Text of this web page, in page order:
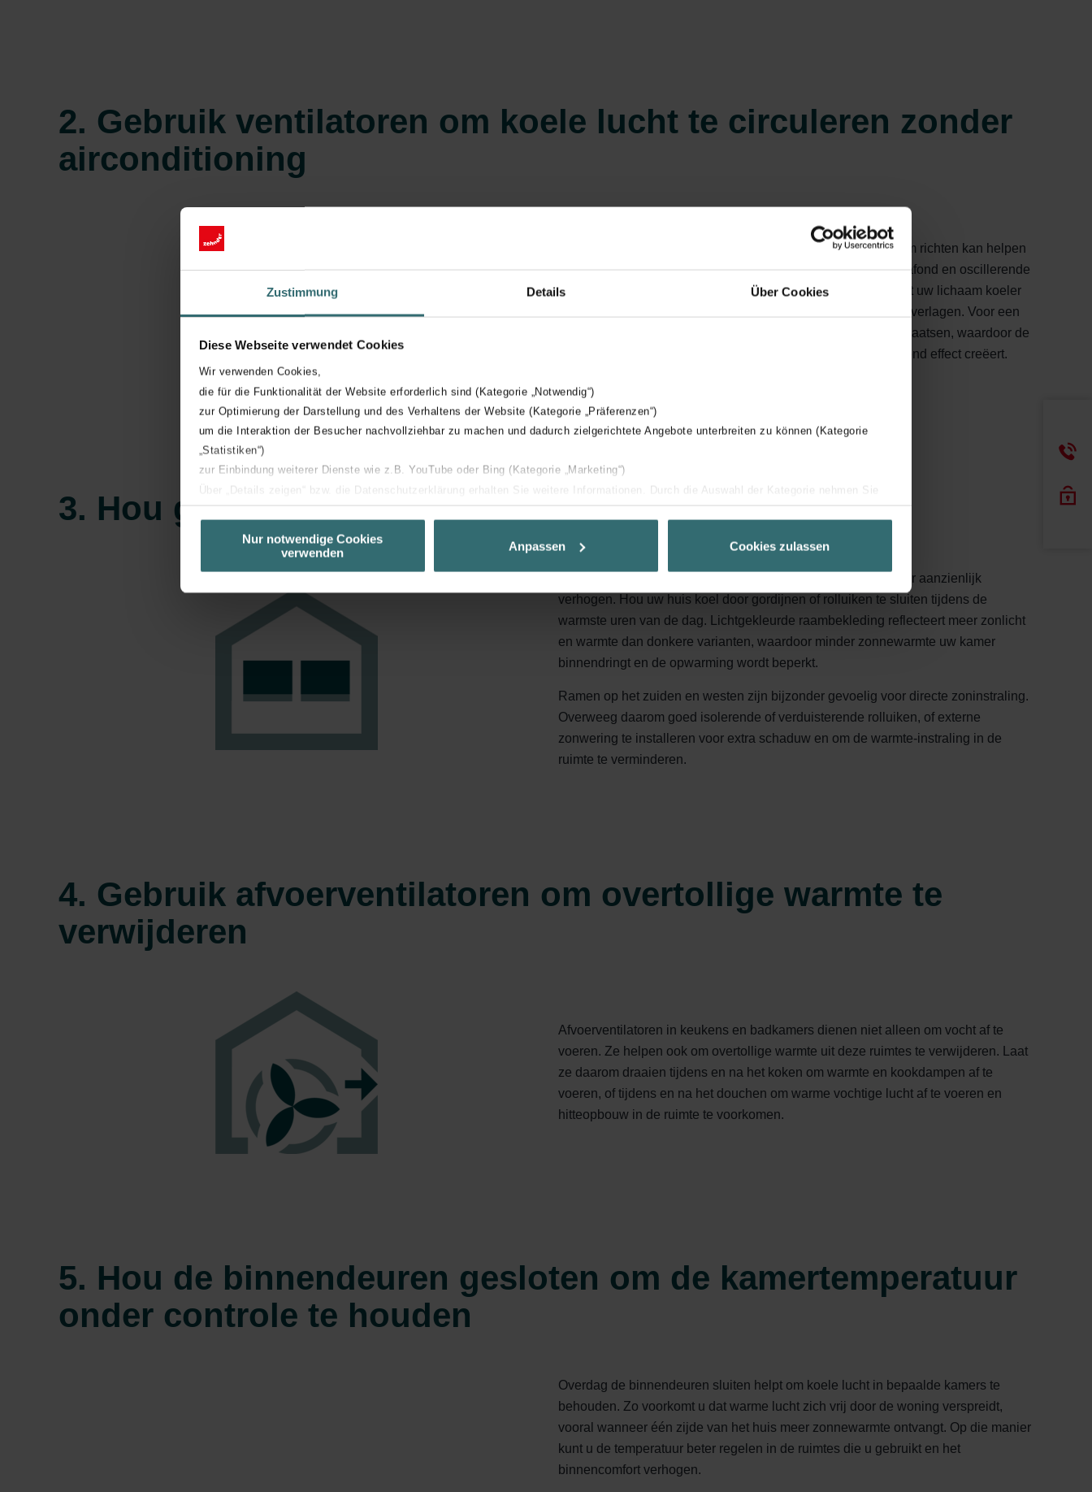
Zustimmung Details Über Cookies
Diese Webseite verwendet Cookies
Wir verwenden Cookies,
die für die Funktionalität der Website erforderlich sind (Kategorie „Notwendig“)
zur Optimierung der Darstellung und des Verhaltens der Website (Kategorie „Präferenzen“)
um die Interaktion der Besucher nachvollziehbar zu machen und dadurch zielgerichtete Angebote unterbreiten zu können (Kategorie
„Statistiken“)
zur Einbindung weiterer Dienste wie z.B. YouTube oder Bing (Kategorie „Marketing“)
Über „Details zeigen“ bzw. die Datenschutzerklärung erhalten Sie weitere Informationen. Durch die Auswahl der Kategorie nehmen Sie
unserer Website verwenden, um Ihnen die bestmögliche Nutzererfahrung zu ermöglichen und Ihnen maßgeschneiderte Informationen
basierend auf Ihren Interessen zur Verfügung zu stellen. Alle Einwilligungen können Sie selbstverständlich über einen Link in der
Datenschutzerklärung widerrufen.
Datenschutzerklärung der Zehnder Group
Zehnder Group AG: Data Privacy
Zehnder Group België nv/sa: Déclarations de confidentialité
Zehnder Group France: Protection des données
Zehnder Group İç Mekan İklimlendirme Sanayi ve Ticaret Limitet Şirketi: Web Sitesi Çerezleri
Nur notwendige Cookies
verwenden
Anpassen Cookies zulassen
2. Gebruik ventilatoren om koele lucht te circuleren zonder
airconditioning
Een ventilator op vloerniveau plaatsen en naar een open raam richten kan helpen
om warme lucht naar buiten te leiden. Ventilatoren aan het plafond en oscillerende
ventilatoren verbeteren de luchtcirculatie en zorgen ervoor dat uw lichaam koeler
aanvoelt, zelfs zonder de kamertemperatuur daadwerkelijk te verlagen. Voor een
extra verkoelend effect kunt u een kom ijs voor de ventilator plaatsen, waardoor de
langsstromende lucht tijdelijk frisser aanvoelt en een verkoelend effect creëert.
3. Hou gordijnen en rolluiken overdag gesloten
Zonlicht dat door ramen binnenvalt, kan de binnentemperatuur aanzienlijk
verhogen. Hou uw huis koel door gordijnen of rolluiken te sluiten tijdens de
warmste uren van de dag. Lichtgekleurde raambekleding reflecteert meer zonlicht
en warmte dan donkere varianten, waardoor minder zonnewarmte uw kamer
binnendringt en de opwarming wordt beperkt.
Ramen op het zuiden en westen zijn bijzonder gevoelig voor directe zoninstraling.
Overweeg daarom goed isolerende of verduisterende rolluiken, of externe
zonwering te installeren voor extra schaduw en om de warmte-instraling in de
ruimte te verminderen.
4. Gebruik afvoerventilatoren om overtollige warmte te
verwijderen
Afvoerventilatoren in keukens en badkamers dienen niet alleen om vocht af te
voeren. Ze helpen ook om overtollige warmte uit deze ruimtes te verwijderen. Laat
ze daarom draaien tijdens en na het koken om warmte en kookdampen af te
voeren, of tijdens en na het douchen om warme vochtige lucht af te voeren en
hitteopbouw in de ruimte te voorkomen.
5. Hou de binnendeuren gesloten om de kamertemperatuur
onder controle te houden
Overdag de binnendeuren sluiten helpt om koele lucht in bepaalde kamers te
behouden. Zo voorkomt u dat warme lucht zich vrij door de woning verspreidt,
vooral wanneer één zijde van het huis meer zonnewarmte ontvangt. Op die manier
kunt u de temperatuur beter regelen in de ruimtes die u gebruikt en het
binnencomfort verhogen.